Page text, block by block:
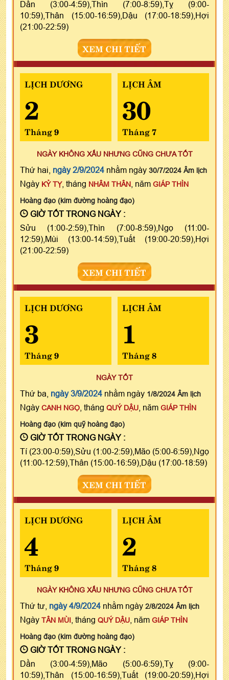
Dần (3:00-4:59),Thìn (7:00-8:59),Tỵ (9:00-
10:59),Thân (15:00-16:59),Dậu (17:00-18:59),Hợi
(21:00-22:59)
XEM CHI TIẾT
LỊCH DƯƠNG
2
Tháng 9
LỊCH ÂM
30
Tháng 7
NGÀY KHÔNG XẤU NHƯNG CŨNG CHƯA TỐT
Thứ hai, ngày 2/9/2024 nhằm ngày 30/7/2024 Âm lịch
Ngày KỶ TỴ, tháng NHÂM THÂN , năm GIÁP THÌN
Hoàng đạo (kim đường hoàng đạo)
GIỜ TỐT TRONG NGÀY :
Sửu (1:00-2:59),Thìn (7:00-8:59),Ngọ (11:00-
12:59),Mùi (13:00-14:59),Tuất (19:00-20:59),Hợi
(21:00-22:59)
XEM CHI TIẾT
LỊCH DƯƠNG
3
Tháng 9
LỊCH ÂM
1
Tháng 8
NGÀY TỐT
Thứ ba, ngày 3/9/2024 nhằm ngày 1/8/2024 Âm lịch
Ngày CANH NGỌ , tháng QUÝ DẬU , năm GIÁP THÌN
Hoàng đạo (kim quỹ hoàng đạo)
GIỜ TỐT TRONG NGÀY :
Tí (23:00-0:59),Sửu (1:00-2:59),Mão (5:00-6:59),Ngọ
(11:00-12:59),Thân (15:00-16:59),Dậu (17:00-18:59)
XEM CHI TIẾT
LỊCH DƯƠNG
4
Tháng 9
LỊCH ÂM
2
Tháng 8
NGÀY KHÔNG XẤU NHƯNG CŨNG CHƯA TỐT
Thứ tư, ngày 4/9/2024 nhằm ngày 2/8/2024 Âm lịch
Ngày TÂN MÙI , tháng QUÝ DẬU , năm GIÁP THÌN
Hoàng đạo (kim đường hoàng đạo)
GIỜ TỐT TRONG NGÀY :
Dần (3:00-4:59),Mão (5:00-6:59),Tỵ (9:00-
10:59),Thân (15:00-16:59),Tuất (19:00-20:59),Hợi